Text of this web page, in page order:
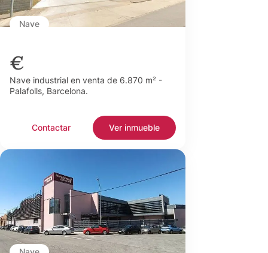
Nave
€
Nave industrial en venta de 6.870 m² -
Palafolls, Barcelona.
Contactar Ver inmueble